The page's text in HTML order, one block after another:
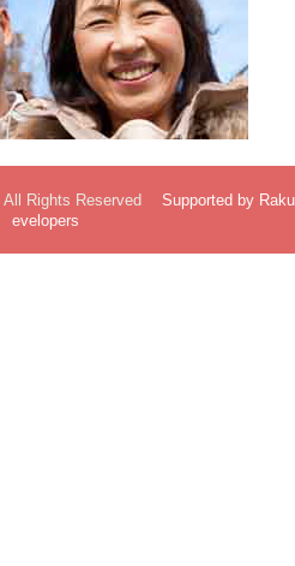
All Rights Reserved Supported by
evelopers